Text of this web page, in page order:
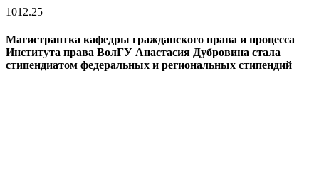
1012.25
Магистрантка кафедры гражданского права и процесса
Института права ВолГУ Анастасия Дубровина стала
стипендиатом федеральных и региональных стипендий